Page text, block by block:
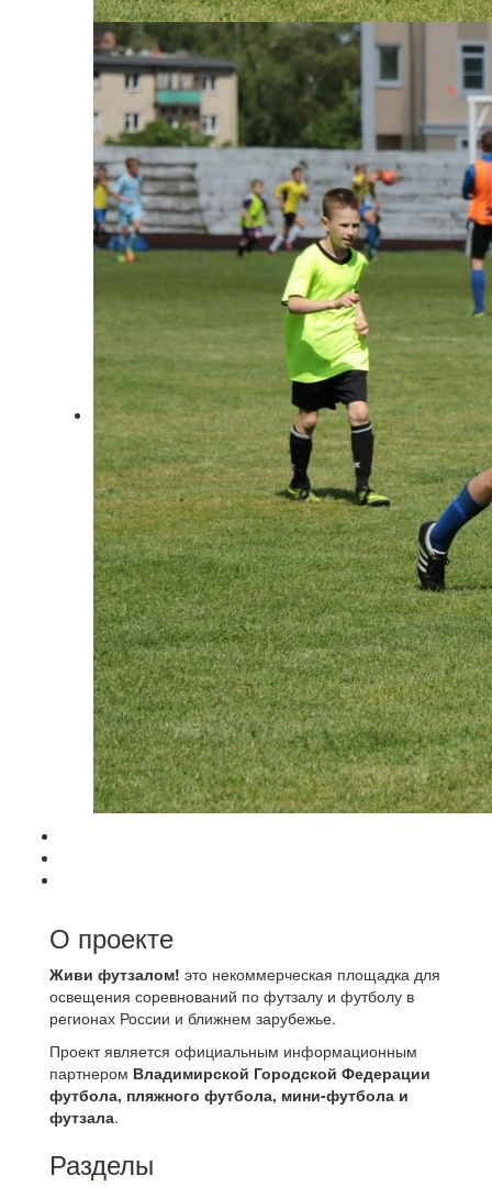
О проекте
Живи футзалом! это некоммерческая площадка для
освещения соревнований по футзалу и футболу в
регионах России и ближнем зарубежье.
Проект является официальным информационным
партнером Владимирской Городской Федерации
футбола, пляжного футбола, мини-футбола и
футзала.
Разделы